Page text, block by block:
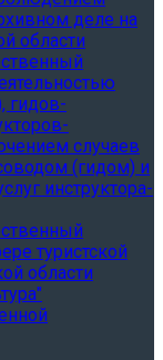
деле на
области
гидов-
случаев
(гидом) и
инструктора-
туристской
области